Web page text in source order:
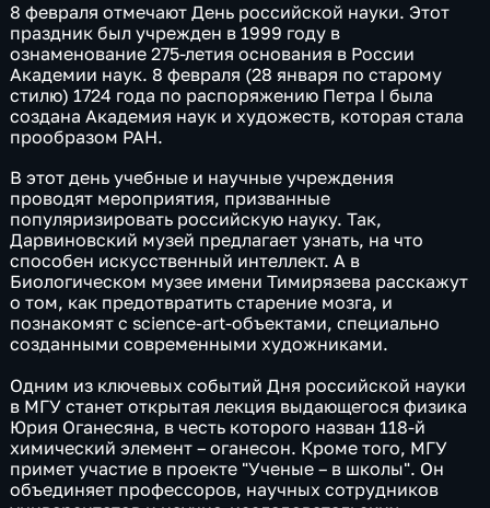
8 февраля отмечают День российской науки. Этот
праздник был учрежден в 1999 году в
ознаменование 275-летия основания в России
Академии наук. 8 февраля (28 января по старому
стилю) 1724 года по распоряжению Петра I была
создана Академия наук и художеств, которая стала
прообразом РАН.
В этот день учебные и научные учреждения
проводят мероприятия, призванные
популяризировать российскую науку. Так,
Дарвиновский музей предлагает узнать, на что
способен искусственный интеллект. А в
Биологическом музее имени Тимирязева расскажут
о том, как предотвратить старение мозга, и
познакомят с science-art-объектами, специально
созданными современными художниками.
Одним из ключевых событий Дня российской науки
в МГУ станет открытая лекция выдающегося физика
Юрия Оганесяна, в честь которого назван 118-й
химический элемент – оганесон. Кроме того, МГУ
примет участие в проекте "Ученые – в школы". Он
объединяет профессоров, научных сотрудников